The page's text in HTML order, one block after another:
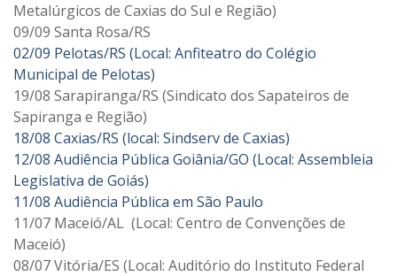
Metalúrgicos de Caxias do Sul e Região)
09/09 Santa Rosa/RS
02/09 Pelotas/RS (Local: Anfiteatro do Colégio
Municipal de Pelotas)
19/08 Sarapiranga/RS (Sindicato dos Sapateiros de
Sapiranga e Região)
18/08 Caxias/RS (local: Sindserv de Caxias)
12/08 Audiência Pública Goiânia/GO (Local: Assembleia
Legislativa de Goiás)
11/08 Audiência Pública em São Paulo
11/07 Maceió/AL (Local: Centro de Convenções de
Maceió)
08/07 Vitória/ES (Local: Auditório do Instituto Federal